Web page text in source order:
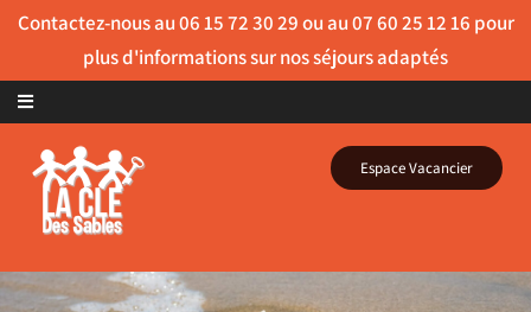
Skip to content
Espace Vacancier